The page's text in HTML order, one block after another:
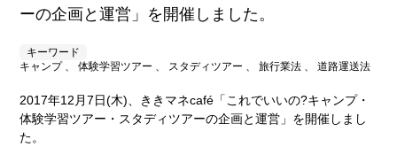
ーの企画と運営」を開催しました。
キーワード
キャンプ 、 体験学習ツアー 、 スタディツアー 、 旅行業法 、 道路運送法
2017年12月7日(木)、ききマネcafé「これでいいの?キャンプ・
体験学習ツアー・スタディツアーの企画と運営」を開催しまし
た。